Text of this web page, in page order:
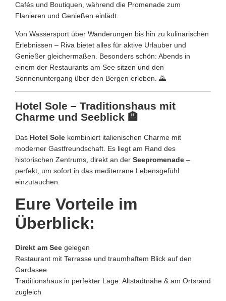
Cafés und Boutiquen, während die Promenade zum
Flanieren und Genießen einlädt.
Von Wassersport über Wanderungen bis hin zu kulinarischen
Erlebnissen – Riva bietet alles für aktive Urlauber und
Genießer gleichermaßen. Besonders schön: Abends in
einem der Restaurants am See sitzen und den
Sonnenuntergang über den Bergen erleben. 🌄
Hotel Sole – Traditionshaus mit
Charme und Seeblick 🏨
Das Hotel Sole kombiniert italienischen Charme mit
moderner Gastfreundschaft. Es liegt am Rand des
historischen Zentrums, direkt an der Seepromenade –
perfekt, um sofort in das mediterrane Lebensgefühl
einzutauchen.
Eure Vorteile im
Überblick:
Direkt am See gelegen
Restaurant mit Terrasse und traumhaftem Blick auf den
Gardasee
Traditionshaus in perfekter Lage: Altstadtnähe & am Ortsrand
zugleich